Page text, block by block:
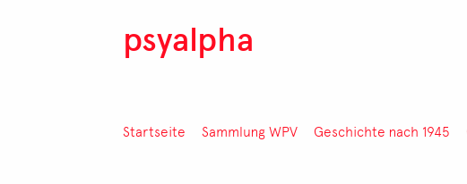
psyalpha
Pfadnavigation
Startseite Sammlung WPV Geschichte nach 1945